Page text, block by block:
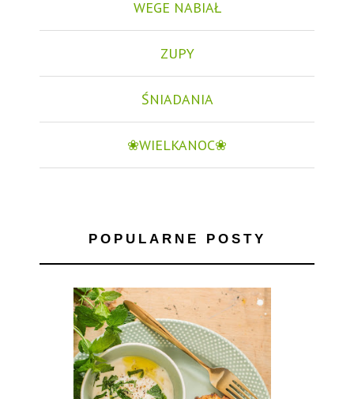
WEGE NABIAŁ
ZUPY
ŚNIADANIA
❀WIELKANOC❀
POPULARNE POSTY